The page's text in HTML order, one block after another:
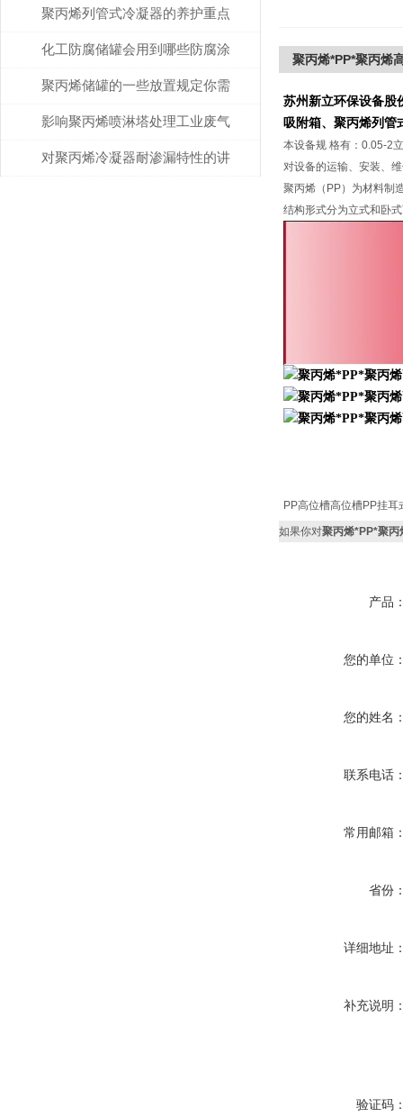
区分
聚丙烯列管式冷凝器的养护重点
你关注了没？
化工防腐储罐会用到哪些防腐涂
料防腐？
聚丙烯储罐的一些放置规定你需
要了解
影响聚丙烯喷淋塔处理工业废气
效率的因素解析
对聚丙烯冷凝器耐渗漏特性的讲
聚丙烯*PP*聚丙烯
苏州新立环保设备股
吸附箱、聚丙烯列管
本设备规 格有：0.05-2
对设备的运输、安装、
聚丙烯（PP）为材料制
结构形式分为立式和卧
PP高位槽高位槽PP挂
如果你对聚丙烯*PP*聚丙
产品
您的单位
您的姓名
联系电话
常用邮箱
省份
详细地址
补充说明
验证码